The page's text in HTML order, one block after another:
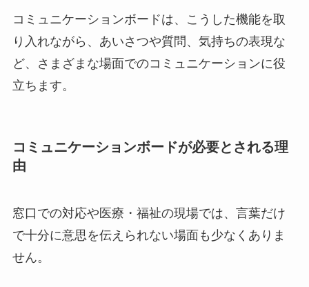
コミュニケーションボードは、こうした機能を取
り入れながら、あいさつや質問、気持ちの表現な
ど、さまざまな場面でのコミュニケーションに役
立ちます。
コミュニケーションボードが必要とされる理
由
窓口での対応や医療・福祉の現場では、言葉だけ
で十分に意思を伝えられない場面も少なくありま
せん。